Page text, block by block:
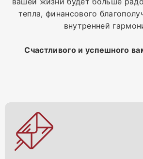
тепла, финансового
внутренней
Счастливого и успешного